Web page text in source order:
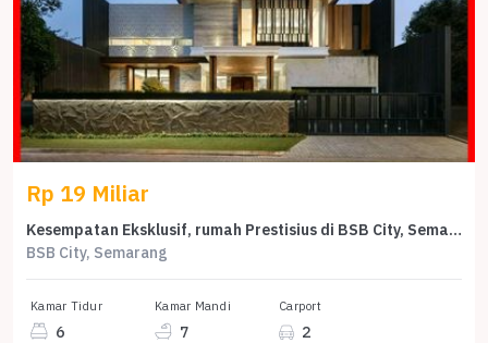
Rp 19 Miliar
Kesempatan Eksklusif, rumah Prestisius di BSB City, Semarang, LB 900m²
BSB City, Semarang
Kamar Tidur
6
Kamar Mandi
7
Carport
2